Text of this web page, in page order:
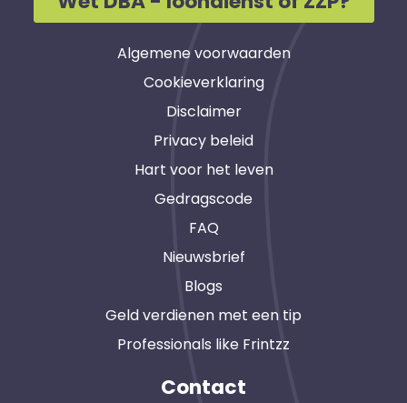
Algemene voorwaarden
Cookieverklaring
Disclaimer
Privacy beleid
Hart voor het leven
Gedragscode
FAQ
Nieuwsbrief
Blogs
Geld verdienen met een tip
Professionals like Frintzz
Contact